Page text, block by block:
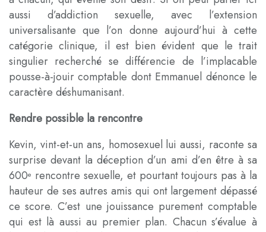
aussi d’addiction sexuelle, avec l’extension
universalisante que l’on donne aujourd’hui à cette
catégorie clinique, il est bien évident que le trait
singulier recherché se différencie de l’implacable
pousse-à-jouir comptable dont Emmanuel dénonce le
caractère déshumanisant.
Rendre possible la rencontre
Kevin, vint-et-un ans, homosexuel lui aussi, raconte sa
surprise devant la déception d’un ami d’en être à sa
600e rencontre sexuelle, et pourtant toujours pas à la
hauteur de ses autres amis qui ont largement dépassé
ce score. C’est une jouissance purement comptable
qui est là aussi au premier plan. Chacun s’évalue à